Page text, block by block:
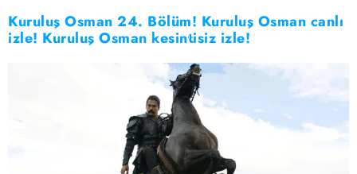
Kuruluş Osman 24. Bölüm! Kuruluş Osman canlı
izle! Kuruluş Osman kesintisiz izle!